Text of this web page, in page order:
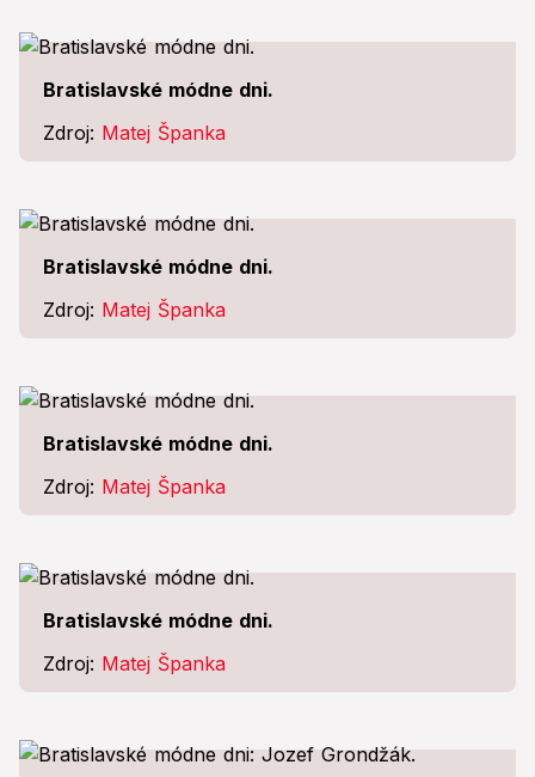
Bratislavské módne dni.
Zdroj: Matej Španka
Bratislavské módne dni.
Zdroj: Matej Španka
Bratislavské módne dni.
Zdroj: Matej Španka
Bratislavské módne dni.
Zdroj: Matej Španka